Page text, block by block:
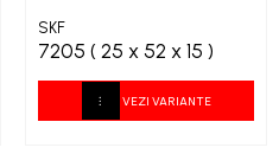
SKF
7205 ( 25 x 52 x 15 )
VEZI VARIANTE